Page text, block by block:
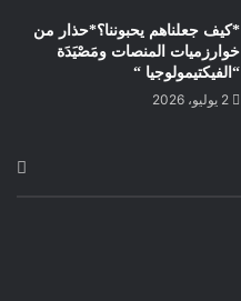
*كيف جعلناهم يحبوننا؟*حذار من
خوارزميات المنصات ومَصْيَدَة
“الفيكتيمولوجيا “
2 يوليو، 2026